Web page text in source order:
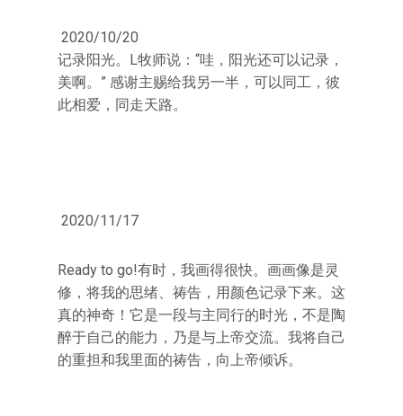
2020/10/20
记录阳光。L牧师说：“哇，阳光还可以记录，
美啊。” 感谢主赐给我另一半，可以同工，彼
此相爱，同走天路。
2020/11/17
Ready to go!有时，我画得很快。画画像是灵
修，将我的思绪、祷告，用颜色记录下来。这
真的神奇！它是一段与主同行的时光，不是陶
醉于自己的能力，乃是与上帝交流。我将自己
的重担和我里面的祷告，向上帝倾诉。